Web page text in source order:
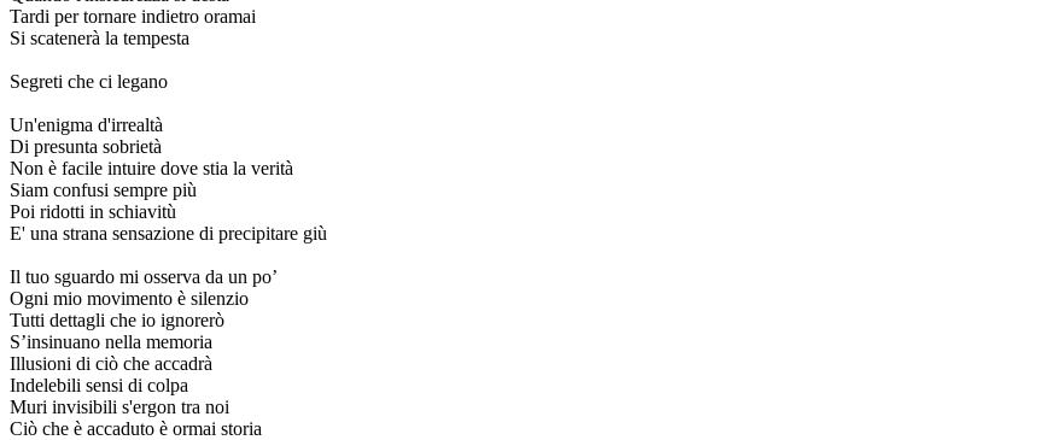
Tardi per tornare indietro oramai
Si scatenerà la tempesta
Segreti che ci legano
Un'enigma d'irrealtà
Di presunta sobrietà
Non è facile intuire dove stia la verità
Siam confusi sempre più
Poi ridotti in schiavitù
E' una strana sensazione di precipitarе giù
Il tuo sguardo mi osserva da un po’
Ogni mio movimento è silenzio
Tutti dеttagli che io ignorerò
S’insinuano nella memoria
Illusioni di ciò che accadrà
Indelebili sensi di colpa
Muri invisibili s'ergon tra noi
Ciò che è accaduto è ormai storia